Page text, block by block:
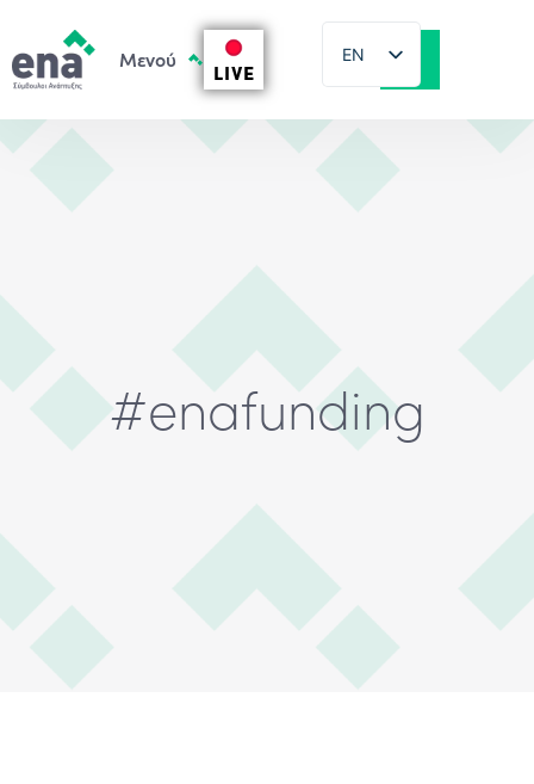
LIVE
EN
EL
#enafunding